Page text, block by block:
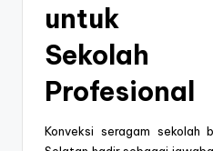
untuk
Profesional
Konveksi seragam sekolah